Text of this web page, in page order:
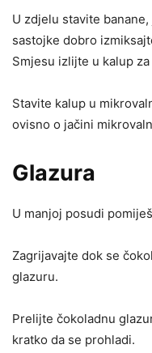
U zdjelu stavite
sastojke dobro
Smjesu izlijte u kalup
Stavite kalup u
ovisno o jačini
Glazura
U manjoj posudi
Zagrijavajte dok se
glazuru.
Prelijte čokoladnu
kratko da se prohladi.